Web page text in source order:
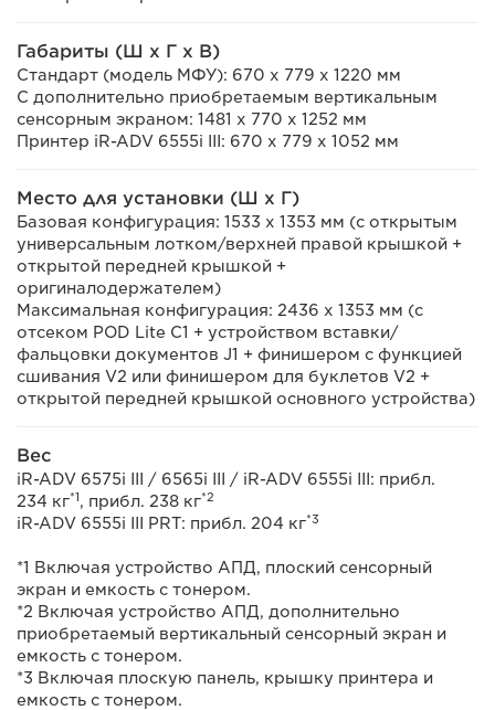
Габариты (Ш x Г x В)
Стандарт (модель МФУ): 670 x 779 x 1220 мм
С дополнительно приобретаемым вертикальным
сенсорным экраном: 1481 x 770 x 1252 мм
Принтер iR-ADV 6555i III: 670 x 779 x 1052 мм
Место для установки (Ш x Г)
Базовая конфигурация: 1533 x 1353 мм (с открытым
универсальным лотком/верхней правой крышкой +
открытой передней крышкой +
оригиналодержателем)
Максимальная конфигурация: 2436 x 1353 мм (с
отсеком POD Lite C1 + устройством вставки/
фальцовки документов J1 + финишером с функцией
сшивания V2 или финишером для буклетов V2 +
открытой передней крышкой основного устройства)
Вес
iR-ADV 6575i III / 6565i III / iR-ADV 6555i III: прибл.
234 кг*1, прибл. 238 кг*2
iR-ADV 6555i III PRT: прибл. 204 кг*3
*1 Включая устройство АПД, плоский сенсорный
экран и емкость с тонером.
*2 Включая устройство АПД, дополнительно
приобретаемый вертикальный сенсорный экран и
емкость с тонером.
*3 Включая плоскую панель, крышку принтера и
емкость с тонером.